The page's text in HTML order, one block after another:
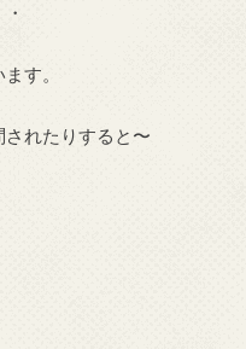
す。
れたりすると〜